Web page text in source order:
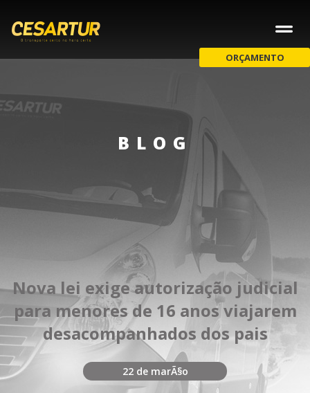
ORÇAMENTO
BLOG
Nova lei exige autorização judicial
para menores de 16 anos viajarem
desacompanhados dos pais
22 de marÃ§o